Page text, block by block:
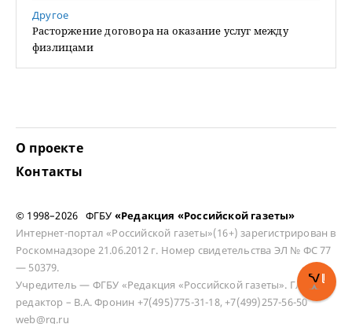
Другое
Расторжение договора на оказание услуг между
физлицами
О проекте
Контакты
© 1998–2026 ФГБУ «Редакция «Российской газеты»
Интернет-портал «Российской газеты»(16+) зарегистрирован в
Роскомнадзоре 21.06.2012 г. Номер свидетельства ЭЛ № ФС 77
— 50379.
Учредитель — ФГБУ «Редакция «Российской газеты». Главный
редактор – В.А. Фронин +7(495)775-31-18, +7(499)257-56-50
web@rg.ru